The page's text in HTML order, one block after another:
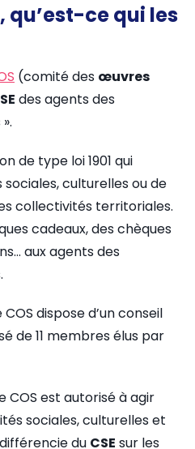
qu’est-ce qui les
(comité des œuvres
des agents des
de type loi 1901 qui
culturelles ou de
collectivités territoriales.
cadeaux, des chèques
aux agents des
dispose d’un conseil
de 11 membres élus par
COS est autorisé à agir
sociales, culturelles et
du CSE sur les